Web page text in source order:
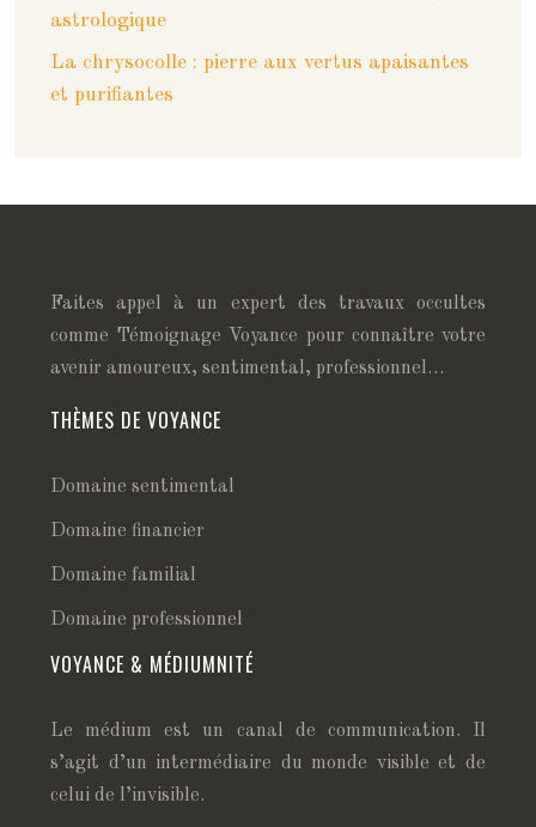
astrologique
La chrysocolle : pierre aux vertus apaisantes
et purifiantes
Faites appel à un expert des travaux occultes
comme Témoignage Voyance pour connaître votre
avenir amoureux, sentimental, professionnel…
THÈMES DE VOYANCE
Domaine sentimental
Domaine financier
Domaine familial
Domaine professionnel
VOYANCE & MÉDIUMNITÉ
Le médium est un canal de communication. Il
s’agit d’un intermédiaire du monde visible et de
celui de l’invisible.